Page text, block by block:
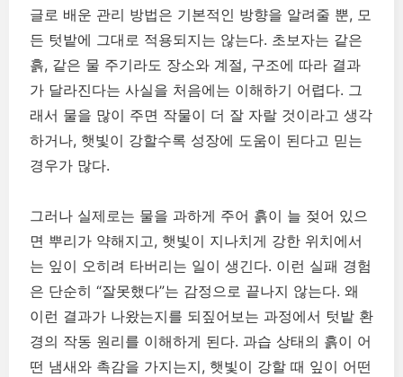
글로 배운 관리 방법은 기본적인 방향을 알려줄 뿐, 모
든 텃밭에 그대로 적용되지는 않는다. 초보자는 같은
흙, 같은 물 주기라도 장소와 계절, 구조에 따라 결과
가 달라진다는 사실을 처음에는 이해하기 어렵다. 그
래서 물을 많이 주면 작물이 더 잘 자랄 것이라고 생각
하거나, 햇빛이 강할수록 성장에 도움이 된다고 믿는
경우가 많다.
그러나 실제로는 물을 과하게 주어 흙이 늘 젖어 있으
면 뿌리가 약해지고, 햇빛이 지나치게 강한 위치에서
는 잎이 오히려 타버리는 일이 생긴다. 이런 실패 경험
은 단순히 “잘못했다”는 감정으로 끝나지 않는다. 왜
이런 결과가 나왔는지를 되짚어보는 과정에서 텃밭 환
경의 작동 원리를 이해하게 된다. 과습 상태의 흙이 어
떤 냄새와 촉감을 가지는지, 햇빛이 강할 때 잎이 어떤